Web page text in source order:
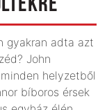
gyakran adta azt
John
helyzetből
bíboros érsek